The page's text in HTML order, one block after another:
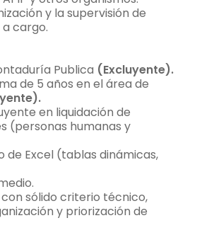
y la supervisión de
cargo.
Publica (Excluyente).
de 5 años en el área de
en liquidación de
(personas humanas y
de Excel (tablas dinámicas,
sólido criterio técnico,
y priorización de